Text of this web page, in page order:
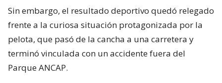
Sin embargo, el resultado deportivo quedó relegado
frente a la curiosa situación protagonizada por la
pelota, que pasó de la cancha a una carretera y
terminó vinculada con un accidente fuera del
Parque ANCAP.